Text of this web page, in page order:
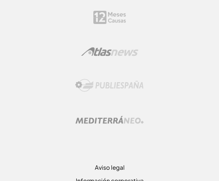
Aviso legal